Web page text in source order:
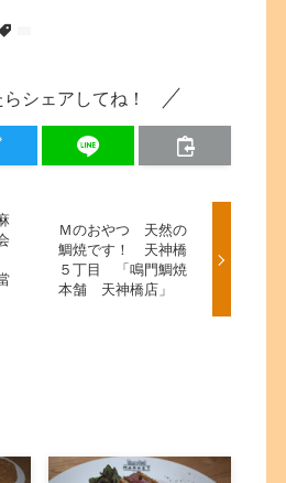
シェアしてね！
Ｍのおやつ 天然の
鯛焼です！ 天神橋
５丁目 「鳴門鯛焼
本舗 天神橋店」